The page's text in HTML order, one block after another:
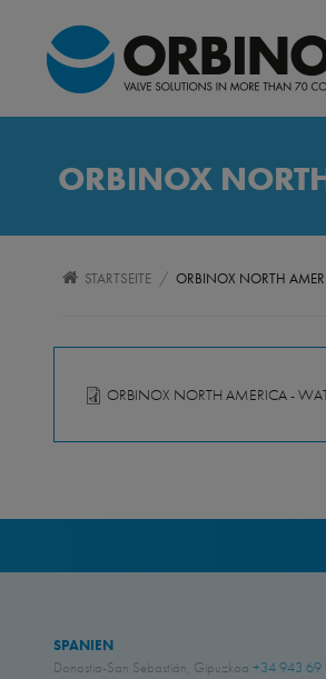
ORBINOX
STARTSEITE / ORBINOX NORTH
ARCHIVOS648A.PDF
ORBINOX NORTH AMERICA -
SPANIEN
Donostia-San Sebastián, Gipuzkoa +34 943 69